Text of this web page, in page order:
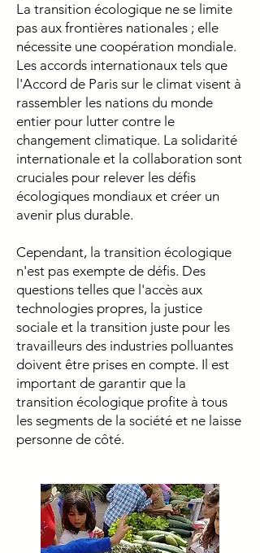
La transition écologique ne se limite
pas aux frontières nationales ; elle
nécessite une coopération mondiale.
Les accords internationaux tels que
l'Accord de Paris sur le climat visent à
rassembler les nations du monde
entier pour lutter contre le
changement climatique. La solidarité
internationale et la collaboration sont
cruciales pour relever les défis
écologiques mondiaux et créer un
avenir plus durable.
Cependant, la transition écologique
n'est pas exempte de défis. Des
questions telles que l'accès aux
technologies propres, la justice
sociale et la transition juste pour les
travailleurs des industries polluantes
doivent être prises en compte. Il est
important de garantir que la
transition écologique profite à tous
les segments de la société et ne laisse
personne de côté.